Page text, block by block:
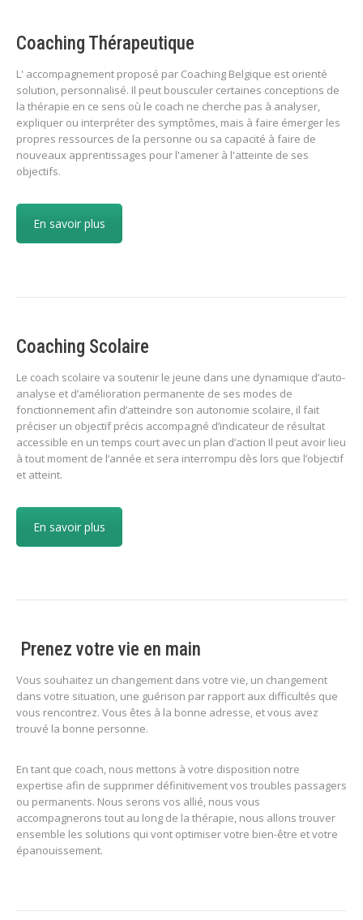
Coaching Thérapeutique
L' accompagnement proposé par Coaching Belgique est orienté
solution, personnalisé. Il peut bousculer certaines conceptions de
la thérapie en ce sens où le coach ne cherche pas à analyser,
expliquer ou interpréter des symptômes, mais à faire émerger les
propres ressources de la personne ou sa capacité à faire de
nouveaux apprentissages pour l'amener à l'atteinte de ses
objectifs.
En savoir plus
Coaching Scolaire
Le coach scolaire va soutenir le jeune dans une dynamique d’auto-
analyse et d’amélioration permanente de ses modes de
fonctionnement afin d’atteindre son autonomie scolaire, il fait
préciser un objectif précis accompagné d’indicateur de résultat
accessible en un temps court avec un plan d’action Il peut avoir lieu
à tout moment de l’année et sera interrompu dès lors que l’objectif
et atteint.
En savoir plus
Prenez votre vie en main
Vous souhaitez un changement dans votre vie, un changement
dans votre situation, une guérison par rapport aux difficultés que
vous rencontrez. Vous êtes à la bonne adresse, et vous avez
trouvé la bonne personne.
En tant que coach, nous mettons à votre disposition notre
expertise afin de supprimer définitivement vos troubles passagers
ou permanents. Nous serons vos allié, nous vous
accompagnerons tout au long de la thérapie, nous allons trouver
ensemble les solutions qui vont optimiser votre bien-être et votre
épanouissement.